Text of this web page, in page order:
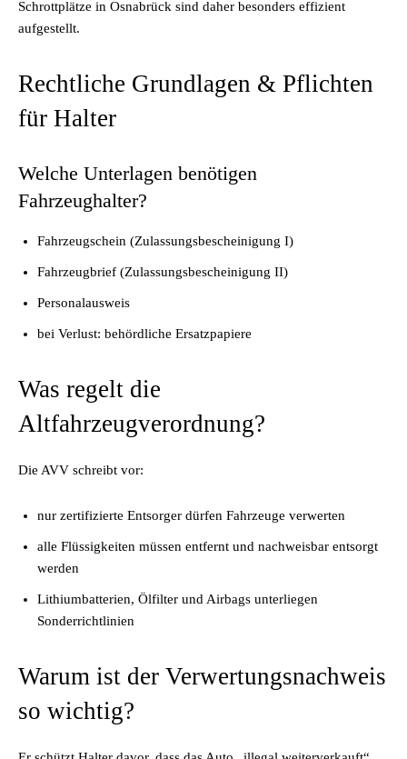
Schrottplätze in Osnabrück sind daher besonders effizient
aufgestellt.
Rechtliche Grundlagen & Pflichten
für Halter
Welche Unterlagen benötigen
Fahrzeughalter?
Fahrzeugschein (Zulassungsbescheinigung I)
Fahrzeugbrief (Zulassungsbescheinigung II)
Personalausweis
bei Verlust: behördliche Ersatzpapiere
Was regelt die
Altfahrzeugverordnung?
Die AVV schreibt vor:
nur zertifizierte Entsorger dürfen Fahrzeuge verwerten
alle Flüssigkeiten müssen entfernt und nachweisbar entsorgt
werden
Lithiumbatterien, Ölfilter und Airbags unterliegen
Sonderrichtlinien
Warum ist der Verwertungsnachweis
so wichtig?